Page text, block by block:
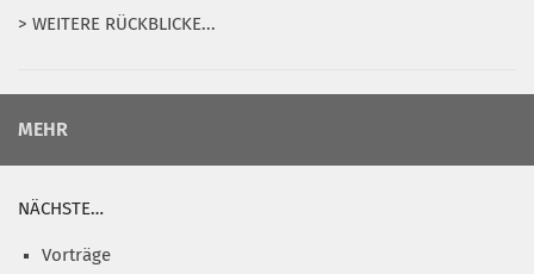
> WEITERE RÜCKBLICKE...
MEHR
NÄCHSTE…
Vorträge